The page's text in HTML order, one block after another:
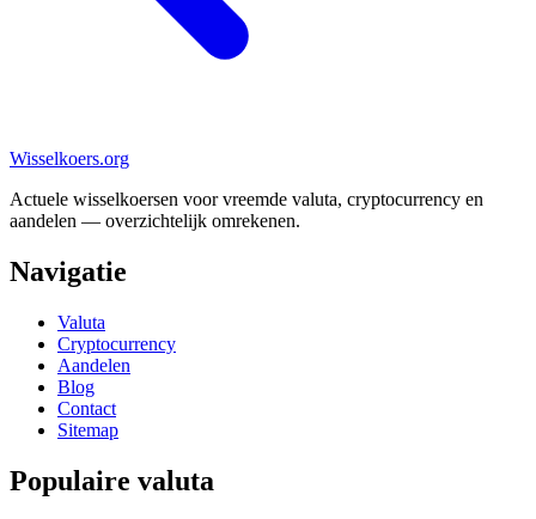
Wisselkoers.org
Actuele wisselkoersen voor vreemde valuta, cryptocurrency en
aandelen — overzichtelijk omrekenen.
Navigatie
Valuta
Cryptocurrency
Aandelen
Blog
Contact
Sitemap
Populaire valuta